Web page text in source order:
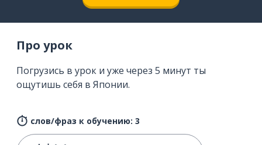
Про урок
Погрузись в урок и уже через 5 минут ты
ощутишь себя в Японии.
слов/фраз к обучению: 3